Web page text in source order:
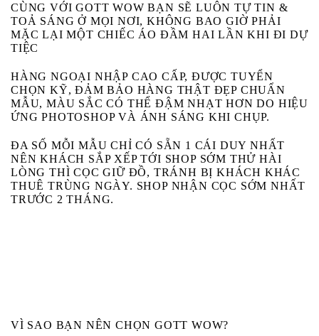
CÙNG VỚI GOTT WOW BẠN SẼ LUÔN TỰ TIN &
TOẢ SÁNG Ở MỌI NƠI, KHÔNG BAO GIỜ PHẢI
MẶC LẠI MỘT CHIẾC ÁO ĐẦM HAI LẦN KHI ĐI DỰ
TIỆC
HÀNG NGOẠI NHẬP CAO CẤP, ĐƯỢC TUYỂN
CHỌN KỸ, ĐẢM BẢO HÀNG THẬT ĐẸP CHUẨN
MẪU, MÀU SẮC CÓ THỂ ĐẬM NHẠT HƠN DO HIỆU
ỨNG PHOTOSHOP VÀ ÁNH SÁNG KHI CHỤP.
ĐA SỐ MỖI MẪU CHỈ CÓ SẴN 1 CÁI DUY NHẤT
NÊN KHÁCH SẮP XẾP TỚI SHOP SỚM THỬ HÀI
LÒNG THÌ CỌC GIỮ ĐỒ, TRÁNH BỊ KHÁCH KHÁC
THUÊ TRÙNG NGÀY. SHOP NHẬN CỌC SỚM NHẤT
TRƯỚC 2 THÁNG.
VÌ SAO BẠN NÊN CHỌN GOTT WOW?